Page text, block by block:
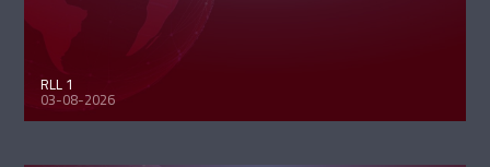
RLL 1
03-08-2026